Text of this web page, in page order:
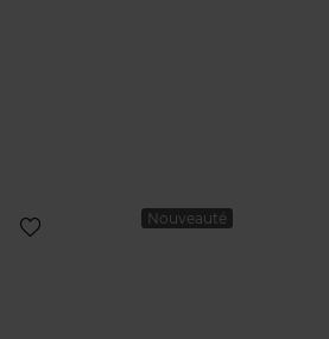
Nouveauté